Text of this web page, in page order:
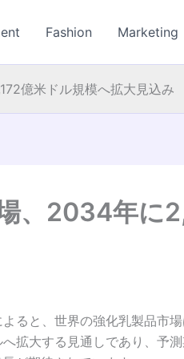
Fashion Marketing
億米ドル規模へ拡大見込み
、2034年に
ると、世界の強化乳製品市
拡大する見通しであり、予